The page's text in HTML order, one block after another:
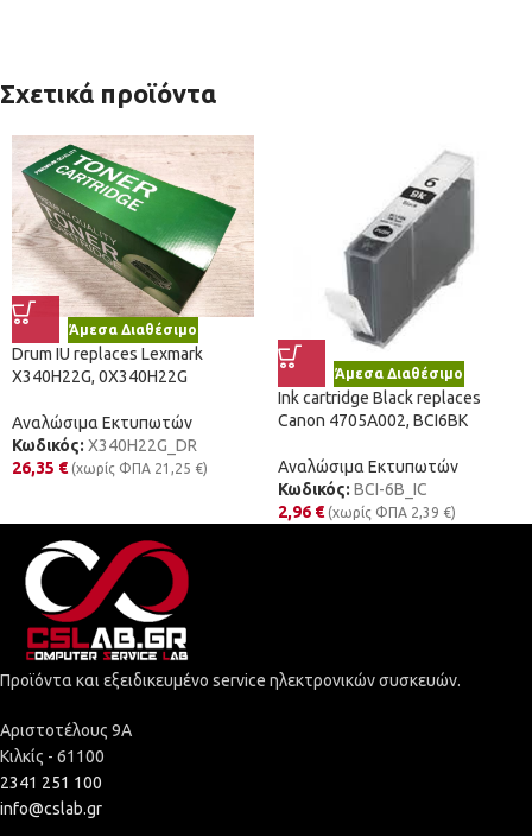
Σχετικά προϊόντα
Άμεσα Διαθέσιμο
Drum IU replaces Lexmark
X340H22G, 0X340H22G
Αναλώσιμα Εκτυπωτών
Κωδικός: X340H22G_DR
26,35 € (χωρίς ΦΠΑ 21,25 €)
Άμεσα Διαθέσιμο
Ink cartridge Black replaces
Canon 4705A002, BCI6BK
Αναλώσιμα Εκτυπωτών
Κωδικός: BCI-6B_IC
2,96 € (χωρίς ΦΠΑ 2,39 €)
Προϊόντα και εξειδικευμένο service ηλεκτρονικών συσκευών.
Αριστοτέλους 9Α
Κιλκίς - 61100
2341 251 100
info@cslab.gr